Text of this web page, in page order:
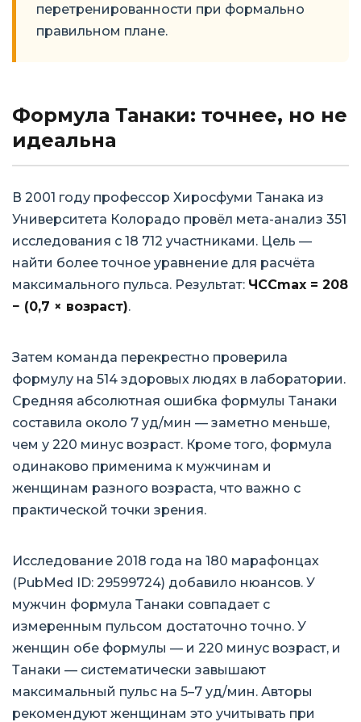
перетренированности при формально
правильном плане.
Формула Танаки: точнее, но не
идеальна
В 2001 году профессор Хиросфуми Танака из
Университета Колорадо провёл мета-анализ 351
исследования с 18 712 участниками. Цель —
найти более точное уравнение для расчёта
максимального пульса. Результат: ЧССmax = 208
− (0,7 × возраст).
Затем команда перекрестно проверила
формулу на 514 здоровых людях в лаборатории.
Средняя абсолютная ошибка формулы Танаки
составила около 7 уд/мин — заметно меньше,
чем у 220 минус возраст. Кроме того, формула
одинаково применима к мужчинам и
женщинам разного возраста, что важно с
практической точки зрения.
Исследование 2018 года на 180 марафонцах
(PubMed ID: 29599724) добавило нюансов. У
мужчин формула Танаки совпадает с
измеренным пульсом достаточно точно. У
женщин обе формулы — и 220 минус возраст, и
Танаки — систематически завышают
максимальный пульс на 5–7 уд/мин. Авторы
рекомендуют женщинам это учитывать при